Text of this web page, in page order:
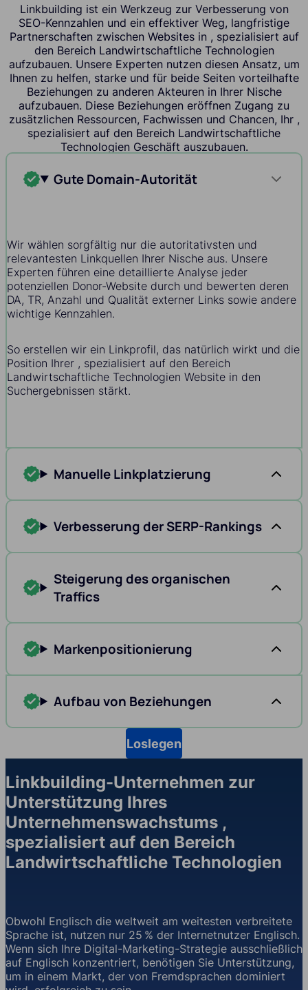
Linkbuilding ist ein Werkzeug zur Verbesserung von
SEO-Kennzahlen und ein effektiver Weg, langfristige
Partnerschaften zwischen Websites in , spezialisiert auf
den Bereich Landwirtschaftliche Technologien
aufzubauen. Unsere Experten nutzen diesen Ansatz, um
Ihnen zu helfen, starke und für beide Seiten vorteilhafte
Beziehungen zu anderen Akteuren in Ihrer Nische
aufzubauen. Diese Beziehungen eröffnen Zugang zu
zusätzlichen Ressourcen, Fachwissen und Chancen, Ihr ,
spezialisiert auf den Bereich Landwirtschaftliche
Technologien Geschäft auszubauen.
Gute Domain-Autorität
Wir wählen sorgfältig nur die autoritativsten und
relevantesten Linkquellen Ihrer Nische aus. Unsere
Experten führen eine detaillierte Analyse jeder
potenziellen Donor-Website durch und bewerten deren
DA, TR, Anzahl und Qualität externer Links sowie andere
wichtige Kennzahlen.
So erstellen wir ein Linkprofil, das natürlich wirkt und die
Position Ihrer , spezialisiert auf den Bereich
Landwirtschaftliche Technologien Website in den
Suchergebnissen stärkt.
Manuelle Linkplatzierung
Verbesserung der SERP-Rankings
Steigerung des organischen
Traffics
Markenpositionierung
Aufbau von Beziehungen
Loslegen
Linkbuilding-Unternehmen zur
Unterstützung Ihres
Unternehmenswachstums ,
spezialisiert auf den Bereich
Landwirtschaftliche Technologien
Obwohl Englisch die weltweit am weitesten verbreitete
Sprache ist, nutzen nur 25 % der Internetnutzer Englisch.
Wenn sich Ihre Digital-Marketing-Strategie ausschließlich
auf Englisch konzentriert, benötigen Sie Unterstützung,
um in einem Markt, der von Fremdsprachen dominiert